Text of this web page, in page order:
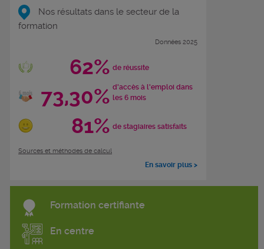
Nos résultats dans le secteur de la
formation
Données 2025
62% de réussite
73,30% d'accès à l'emploi dans
les 6 mois
81% de stagiaires satisfaits
Sources et méthodes de calcul
En savoir plus >
Formation certifiante
En centre